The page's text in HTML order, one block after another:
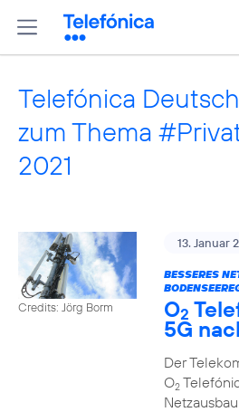
Telefónica
zum Thema
2021
Credits: Jörg Borm
13. Januar
BESSERES
O2
5G
Der
O2